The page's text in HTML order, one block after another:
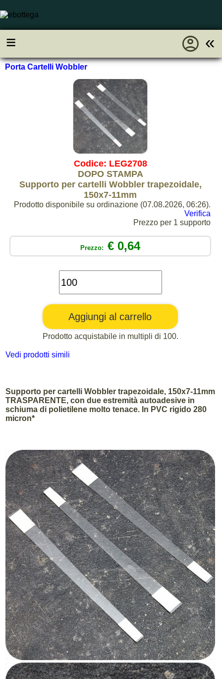
≡ «
account_circle
Porta Cartelli Wobbler
Codice: LEG2708
DOPO STAMPA
Supporto per cartelli Wobbler trapezoidale,
150x7-11mm
Prodotto disponibile su ordinazione (07.08.2026, 06:26).
Verifica
Prezzo per 1 supporto
Prezzo: € 0,64
Prodotto acquistabile in multipli di 100.
Vedi prodotti simili
Supporto per cartelli Wobbler trapezoidale, 150x7-11mm
TRASPARENTE, con due estremità autoadesive in
schiuma di polietilene molto tenace. In PVC rigido 280
micron*